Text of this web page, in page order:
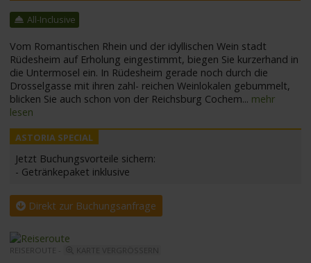
All-Inclusive
Vom Romantischen Rhein und der idyllischen Wein stadt
Rüdesheim auf Erholung eingestimmt, biegen Sie kurzerhand in
die Untermosel ein. In Rüdesheim gerade noch durch die
Drosselgasse mit ihren zahl- reichen Weinlokalen gebummelt,
blicken Sie auch schon von der Reichsburg Cochem... mehr
lesen
Jetzt Buchungsvorteile sichern:
- Getränkepaket inklusive
Direkt zur Buchungsanfrage
REISEROUTE -